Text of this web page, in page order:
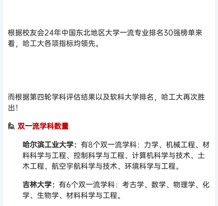
根据校友会24年中国东北地区大学一流专业排名30强榜单来
看，哈工大各项指标均领先。
而根据第四轮学科评估结果以及软科大学排名，哈工大再次胜
出！
🙋 双一流学科数量
哈尔滨工业大学： 有8个双一流学科：力学、机械工程、材
料科学与工程、控制科学与工程、计算机科学与技术、土
木工程、航空宇航科学与技术、环境科学与工程。
吉林大学： 有6个双一流学科：考古学、数学、物理学、化
学、生物学、材料科学与工程。